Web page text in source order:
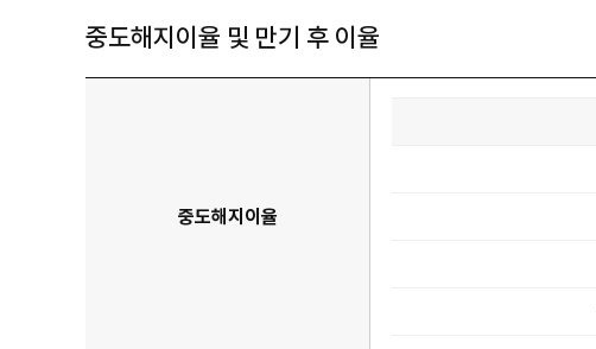
중도해지이율 및 만기 후 이율
중도해지이율